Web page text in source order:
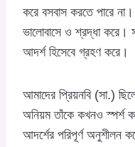
করে বসবাস করতে পারে
ভালোবাসে ও শ্রদ্ধা
আদর্শ হিসেবে গ্রহণ করে।
আমাদের প্রিয়নবি (সা.)
অনিয়ম তাঁকে কখনও স্পর্শ
আদর্শের পরিপূর্ণ অনুশীলন